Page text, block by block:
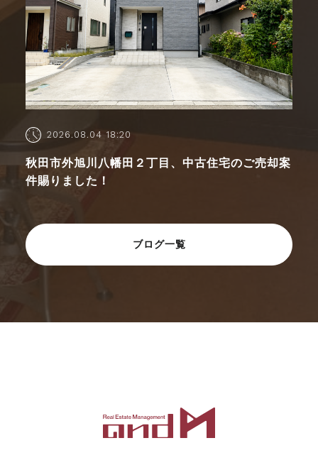
2026.08.04 18:20
秋田市外旭川八幡田２丁目、中古住宅のご売却案
件賜りました！
ブログ一覧